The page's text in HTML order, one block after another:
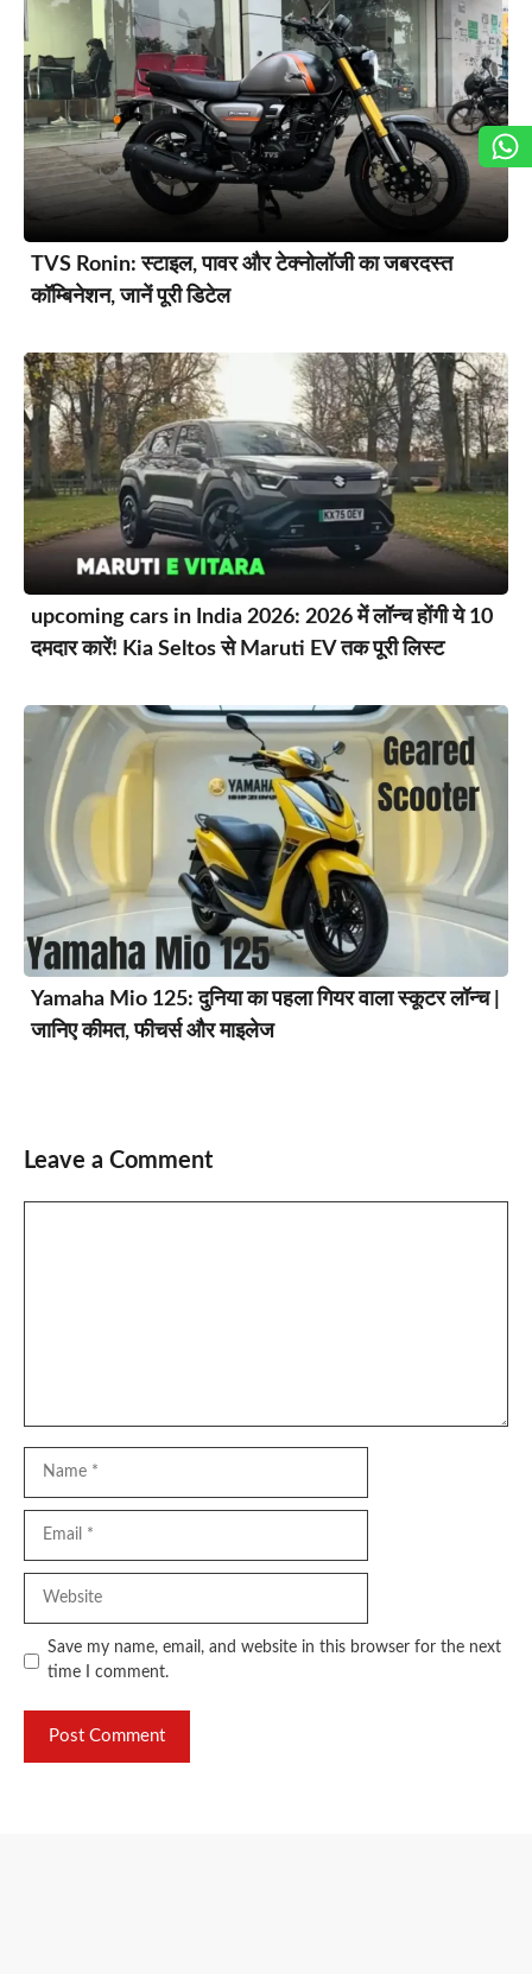
TVS Ronin: स्टाइल, पावर और टेक्नोलॉजी का जबरदस्त
कॉम्बिनेशन, जानें पूरी डिटेल
upcoming cars in India 2026: 2026 में लॉन्च होंगी ये 10
दमदार कारें! Kia Seltos से Maruti EV तक पूरी लिस्ट
Yamaha Mio 125: दुनिया का पहला गियर वाला स्कूटर लॉन्च |
जानिए कीमत, फीचर्स और माइलेज
Leave a Comment
Save my name, email, and website in this browser for the next
time I comment.